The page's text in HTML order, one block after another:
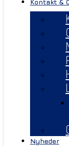
Kontakt &
Nyheder